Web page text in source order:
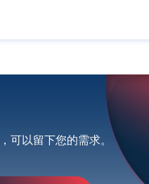
可以留下您的需求。